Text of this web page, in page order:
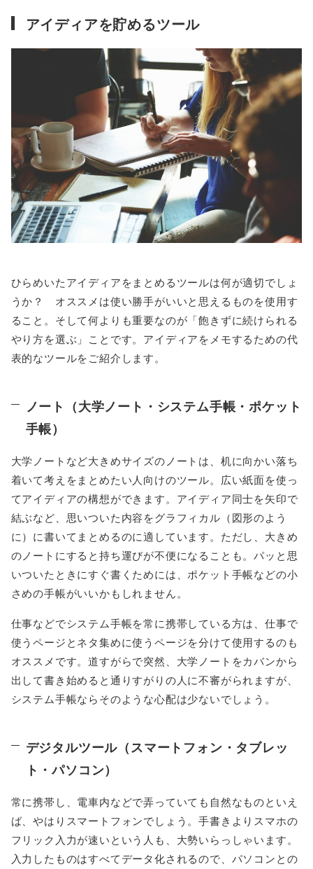
アイディアを貯めるツール
ひらめいたアイディアをまとめるツールは何が適切でしょ
うか？ オススメは使い勝手がいいと思えるものを使用す
ること。そして何よりも重要なのが「飽きずに続けられる
やり方を選ぶ」ことです。アイディアをメモするための代
表的なツールをご紹介します。
ノート（大学ノート・システム手帳・ポケット
手帳）
大学ノートなど大きめサイズのノートは、机に向かい落ち
着いて考えをまとめたい人向けのツール。広い紙面を使っ
てアイディアの構想ができます。アイディア同士を矢印で
結ぶなど、思いついた内容をグラフィカル（図形のよう
に）に書いてまとめるのに適しています。ただし、大きめ
のノートにすると持ち運びが不便になることも。パッと思
いついたときにすぐ書くためには、ポケット手帳などの小
さめの手帳がいいかもしれません。
仕事などでシステム手帳を常に携帯している方は、仕事で
使うページとネタ集めに使うページを分けて使用するのも
オススメです。道すがらで突然、大学ノートをカバンから
出して書き始めると通りすがりの人に不審がられますが、
システム手帳ならそのような心配は少ないでしょう。
デジタルツール（スマートフォン・タブレッ
ト・パソコン）
常に携帯し、電車内などで弄っていても自然なものといえ
ば、やはりスマートフォンでしょう。手書きよりスマホの
フリック入力が速いという人も、大勢いらっしゃいます。
入力したものはすべてデータ化されるので、パソコンとの